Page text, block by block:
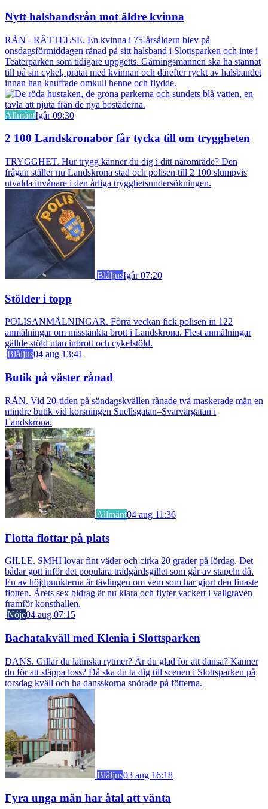
Nytt halsbandsrån mot äldre kvinna
RÅN - RÄTTELSE. En kvinna i 75-årsåldern blev på
onsdagsförmiddagen rånad på sitt halsband i Slottsparken och inte i
Teaterparken som tidigare uppgetts. Gärningsmannen ska ha stannat
till på sin cykel, pratat med kvinnan och därefter ryckt av halsbandet
innan han knuffade omkull henne och flydde.
AllmäntIgår 09:30
2 100 Landskronabor får tycka till om tryggheten
TRYGGHET. Hur trygg känner du dig i ditt närområde? Den
frågan ställer nu Landskrona stad och polisen till 2 100 slumpvis
utvalda invånare i den årliga trygghetsundersökningen.
BlåljusIgår 07:20
Stölder i topp
POLISANMÄLNINGAR. Förra veckan fick polisen in 122
anmälningar om misstänkta brott i Landskrona. Flest anmälningar
gällde stöld utan inbrott och cykelstöld.
Blåljus04 aug 13:41
Butik på väster rånad
RÅN. Vid 20-tiden på söndagskvällen rånade två maskerade män en
mindre butik vid korsningen Suellsgatan–Svarvargatan i
Landskrona.
Allmänt04 aug 11:36
Flotta flottar på plats
GILLE. SMHI lovar fint väder och cirka 20 grader på lördag. Det
bådar gott inför det populära trädgårdsgillet som går av stapeln då.
En av höjdpunkterna är tävlingen om vem som har gjort den finaste
flotten. Årets sex bidrag är nu klara och flyter vackert i vallgraven
framför konsthallen.
Nöje04 aug 07:15
Bachatakväll med Klenia i Slottsparken
DANS. Gillar du latinska rytmer? Är du glad för att dansa? Känner
du för att släppa loss? Då ska du ta dig till scenen i Slottsparken på
torsdag kväll och ha dansskorna snörade på fötterna.
Blåljus03 aug 16:18
Fyra unga män har åtal att vänta